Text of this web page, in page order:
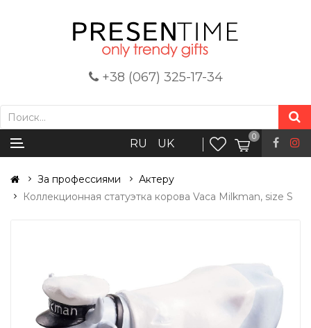
+38 (067) 325-17-34
RU UK
0
За профессиями
Актеру
Коллекционная статуэтка корова Vaca Milkman, size S